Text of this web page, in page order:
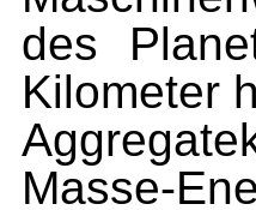
des
Kilometer
Masse-